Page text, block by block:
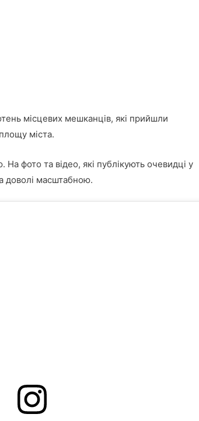
місцевих мешканців, які прийшли
міста.
фото та відео, які публікують очевидці у
масштабною.